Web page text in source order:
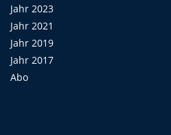
Jahr 2023
Jahr 2021
Jahr 2019
Jahr 2017
Abo